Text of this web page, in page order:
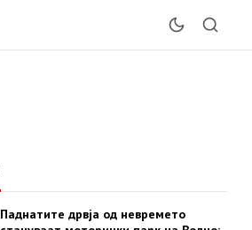
Паднатите дрвја од невремето